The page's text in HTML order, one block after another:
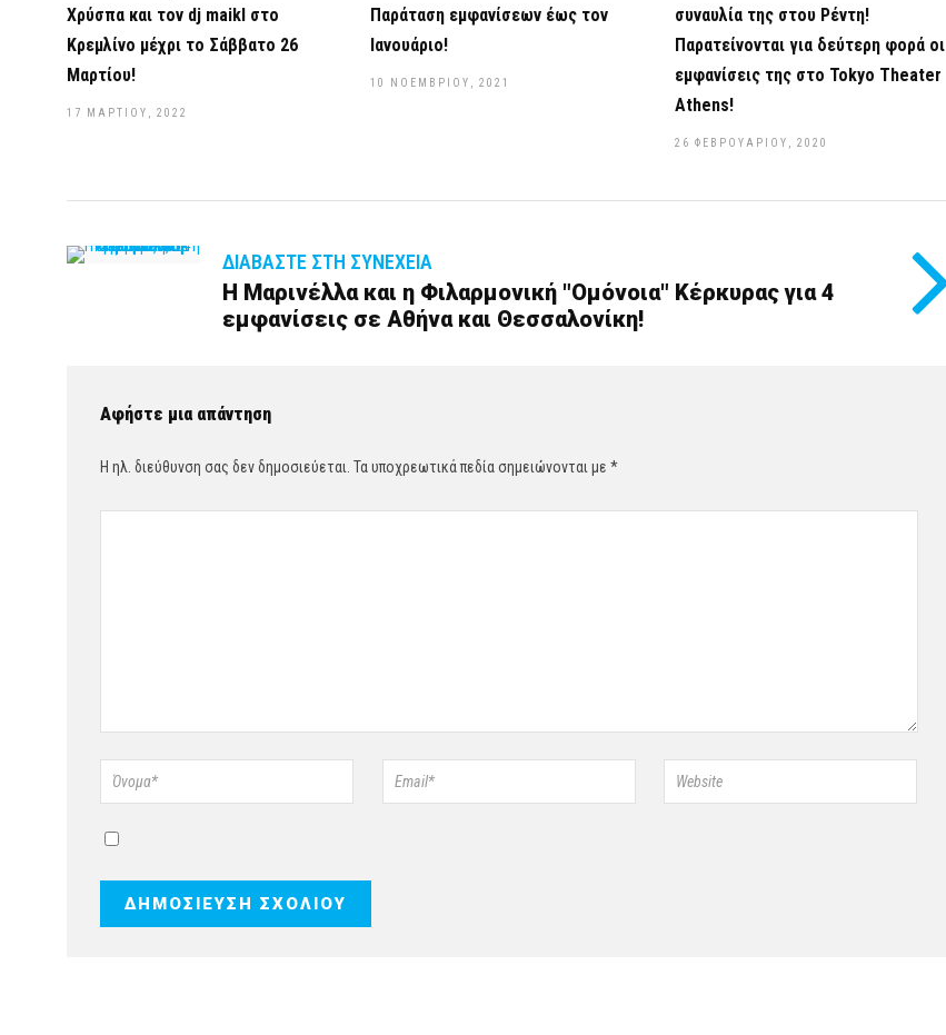
Χρύσπα και τον dj maikl στο
Κρεμλίνο μέχρι το Σάββατο 26
Μαρτίου!
17 ΜΑΡΤΊΟΥ, 2022
Παράταση εμφανίσεων έως τον
Ιανουάριο!
10 ΝΟΕΜΒΡΊΟΥ, 2021
συναυλία της στου Ρέντη!
Παρατείνονται για δεύτερη φορά οι
εμφανίσεις της στο Tokyo Theater
Athens!
26 ΦΕΒΡΟΥΑΡΊΟΥ, 2020
ΔΙΑΒΆΣΤΕ ΣΤΗ ΣΥΝΈΧΕΙΑ
Η Μαρινέλλα και η Φιλαρμονική "Ομόνοια" Κέρκυρας για 4
εμφανίσεις σε Αθήνα και Θεσσαλονίκη!
Αφήστε μια απάντηση
Η ηλ. διεύθυνση σας δεν δημοσιεύεται. Τα υποχρεωτικά πεδία σημειώνονται με *